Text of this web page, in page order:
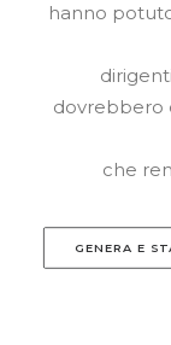
hanno
dovrebbero
che
GENERA E